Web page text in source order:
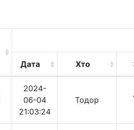
Дата
Хто
Дата
Хто
2024-
06-04
21:03:24
Тодор